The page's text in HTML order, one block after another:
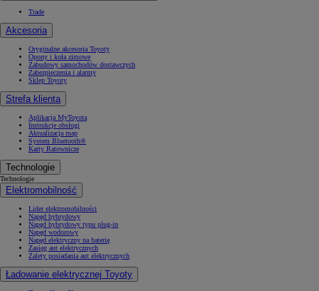
Trade
Akcesoria
Oryginalne akcesoria Toyoty
Opony i koła zimowe
Zabudowy samochodów dostawczych
Zabezpieczenia i alarmy
Sklep Toyoty
Strefa klienta
Aplikacja MyToyota
Instrukcje obsługi
Aktualizacja map
System Bluetooth®
Karty Ratownicze
Technologie
Technologie
Elektromobilność
Lider elektromobilności
Napęd hybrydowy
Napęd hybrydowy typu plug-in
Napęd wodorowy
Napęd elektryczny na baterię
Zasięg aut elektrycznych
Zalety posiadania aut elektrycznych
Ładowanie elektrycznej Toyoty